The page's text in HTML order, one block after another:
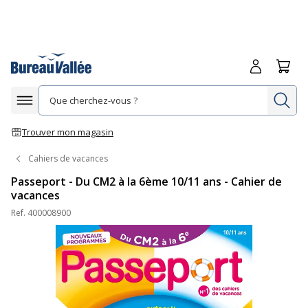
Afficher la navigation
Trouver mon magasin
Me
Cahiers de vacances
Passeport - Du CM2 à la 6ème 10/11 ans - Cahier de
vacances
Ref. 400008900